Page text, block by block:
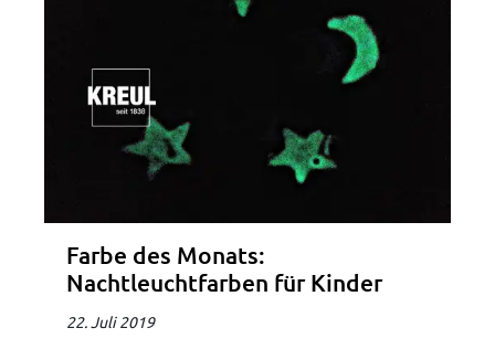
Farbe des Monats:
Nachtleuchtfarben für Kinder
22. Juli 2019